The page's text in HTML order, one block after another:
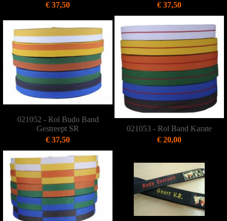
€ 37,50
€ 37,50
021052 - Rol Budo Band
Gestreept SR
€ 37,50
021053 - Rol Band Karate
€ 20,00